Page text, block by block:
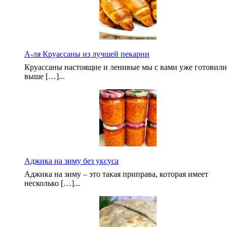
А-ля Круассаны из лучшей пекарни
Круассаны настоящие и ленивые мы с вами уже
выше […]...
Аджика на зиму без уксуса
Аджика на зиму – это такая приправа, которая имеет
несколько […]...